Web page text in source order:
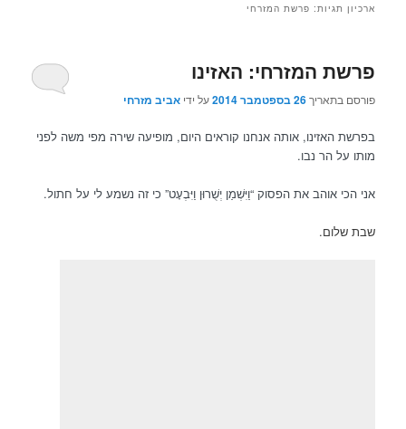
ארכיון תגיות: פרשת המזרחי
פרשת המזרחי: האזינו
פורסם בתאריך26 בספטמבר 2014 על ידיאביב מזרחי
בפרשת האזינו, אותה אנחנו קוראים היום, מופיעה שירה מפי משה לפני
מותו על הר נבו.
אני הכי אוהב את הפסוק “וַיִּשְׁמַן יְשֻׁרוּן וַיִּבְעָט” כי זה נשמע לי על חתול.
שבת שלום.